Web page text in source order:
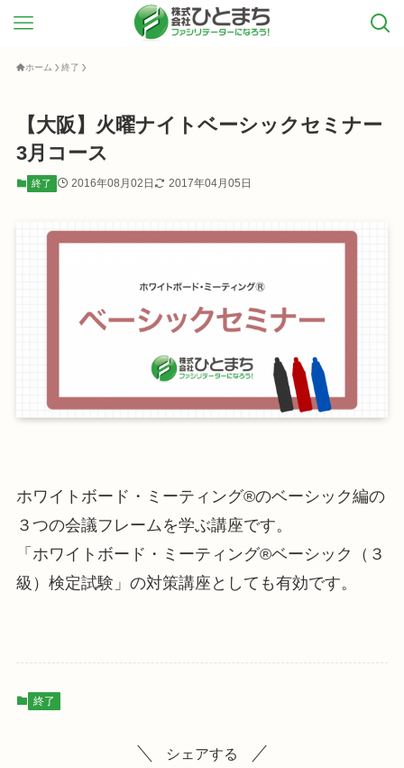
ホーム 終了
【大阪】火曜ナイトベーシックセミナー
3月コース
終了 2016年08月02日 2017年04月05日
ホワイトボード・ミーティング®のベーシック編の
３つの会議フレームを学ぶ講座です。
「ホワイトボード・ミーティング®ベーシック（３
級）検定試験」の対策講座としても有効です。
終了
シェアする